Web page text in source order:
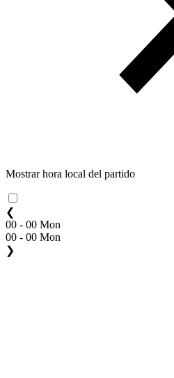
Mostrar hora local del partido
❮
00 - 00 Mon
00 - 00 Mon
❯